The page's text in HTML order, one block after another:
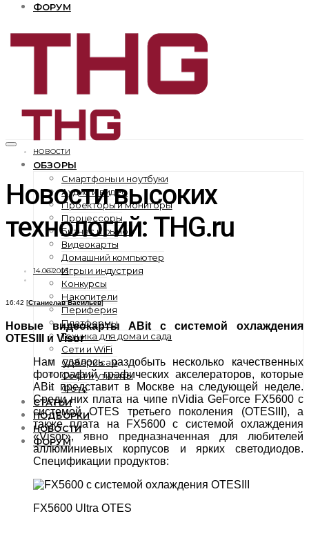
ФОРУМ
ОБЗОРЫ
Смартфоны и ноутбуки
Аудио и видео
Проекторы и мониторы
Процессоры
Бизнес и рынок
Видеокарты
Домашний компьютер
Игры и индустрия
Конкурсы
Накопители
Периферия
Платформы
Техника для дома и сада
Сети и WiFi
Собери сам
Софт и утилиты
Фото
СТАТЬИ
ПОДБОРКИ
НОВОСТИ
ФОРУМ
НОВОСТИ
Новости высоких
технологий: THG.ru
14.06.2003
16:42 [Станислав Васильев]
Новые видеокарты ABit с системой охлаждения
OTESIII и Visor
Нам удалось раздобыть несколько качественных
фотографий графических акселераторов, которые
ABit представит в Москве на следующей неделе.
Среди них плата на чипе nVidia GeForce FX5600 с
системой OTES третьего поколения (OTESIII), а
также плата на FX5600 с системой охлаждения
«Visor», явно предназначенная для любителей
аллюминиевых корпусов и ярких светодиодов.
Спецификации продуктов:
FX5600 Ultra OTES